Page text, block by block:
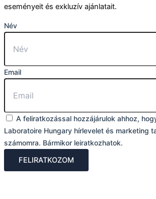
eseményeit és exkluzív ajánlatait.
Név
Email
A feliratkozással hozzájárulok ahhoz,
Laboratoire Hungary hírlevelet és marketing
számomra. Bármikor leiratkozhatok.
FELIRATKOZOM